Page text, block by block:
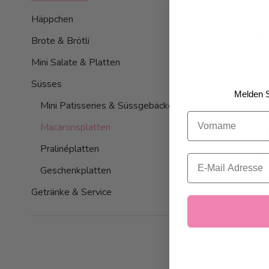
Häppchen
Brote & Brötli
Mini Salate & Platten
Süsses
Mini Patisseries & Süssgebäcke
Macaronsplatten
Pralinéplatten
Geschenkplatten
Getränke & Service
Melden
Vorname
Email